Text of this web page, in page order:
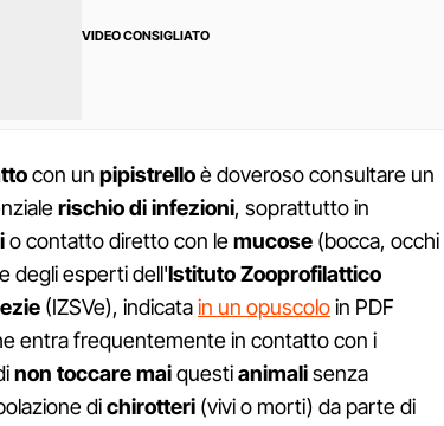
VIDEO CONSIGLIATO
con un pipistrelloè doveroso consultare un
rischio di infezioni, soprattutto in
o contatto diretto con lemucose (bocca, occhi
degli esperti dell'Istituto Zooprofilattico
(IZSVe), indicatain un opuscoloin PDF
entra frequentemente in contatto con i
non toccare maiquestianimalisenza
dichirotteri (vivi o morti) da parte di